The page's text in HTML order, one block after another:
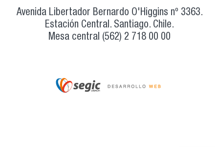
Avenida Libertador Bernardo O'Higgins nº 3363.
Estación Central. Santiago. Chile.
Mesa central (562) 2 718 00 00